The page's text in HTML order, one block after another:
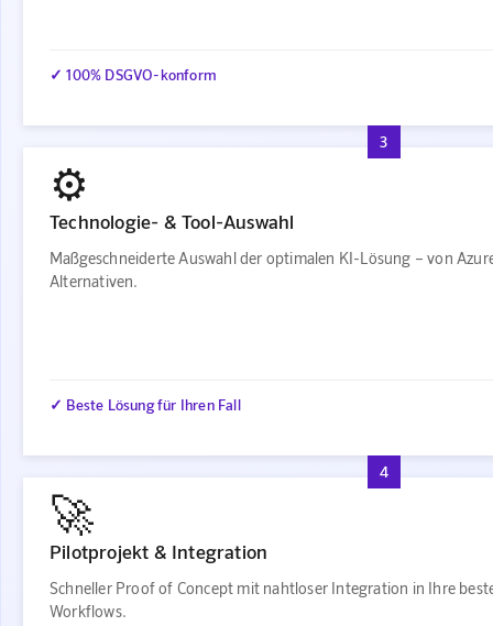
✓ 100% DSGVO-konform
3
⚙️
Technologie- & Tool-Auswahl
Maßgeschneiderte Auswahl der optimalen KI-Lösung – von
Alternativen.
✓ Beste Lösung für Ihren Fall
4
🚀
Pilotprojekt & Integration
Schneller Proof of Concept mit nahtloser Integration in Ihre
Workflows.